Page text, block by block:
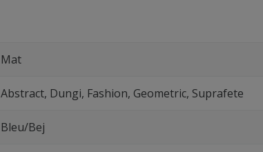
Mat
Abstract, Dungi, Fashion, Geometric, Suprafete
Bleu/Bej